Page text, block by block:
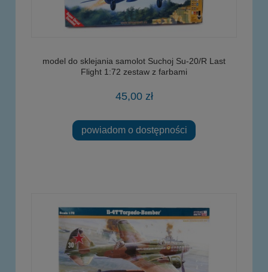
model do sklejania samolot Suchoj Su-20/R Last
Flight 1:72 zestaw z farbami
45,00 zł
powiadom o dostępności